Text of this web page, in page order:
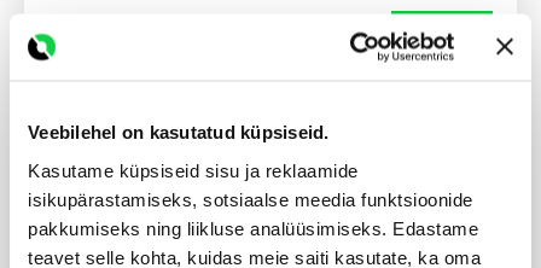
Veebilehel on kasutatud küpsiseid.
Kasutame küpsiseid sisu ja reklaamide
isikupärastamiseks, sotsiaalse meedia funktsioonide
pakkumiseks ning liikluse analüüsimiseks. Edastame
teavet selle kohta, kuidas meie saiti kasutate, ka oma
al 17.8 € Telli
fr 4-32 mm
Ridakillustik, mis sisaldab 4-32
mm terasuurustega ...
Loe rohkem